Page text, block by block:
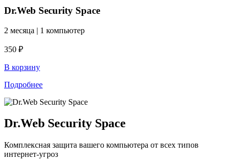
Dr.Web Security Space
2 месяца | 1 компьютер
350 ₽
В корзину
Подробнее
Dr.Web Security Space
Комплексная защита вашего компьютера от всех типов
интернет-угроз